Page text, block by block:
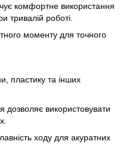
комфортне використання
тривалій роботі.
моменту для точного
пластику та інших
дозволяє використовувати
ходу для акуратних